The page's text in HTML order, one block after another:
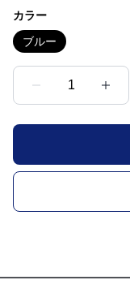
カラー
ブルー
1